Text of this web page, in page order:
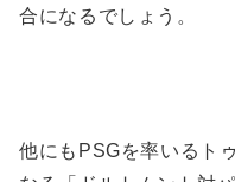
合になるでしょう。
他にもPSGを率いるト